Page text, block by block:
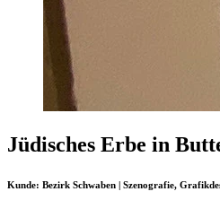
Jüdisches Erbe in
Kunde: Bezirk Schwaben | Szenografie,